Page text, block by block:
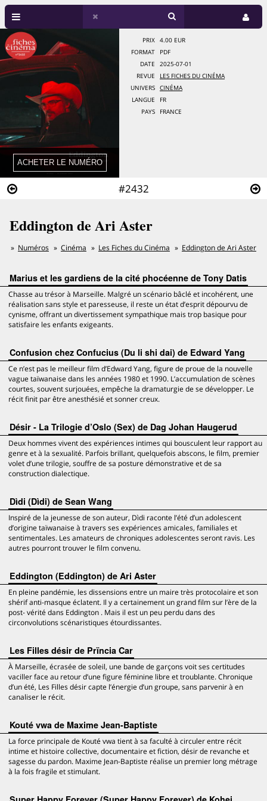
#2432
PRIX
4.00 EUR
FORMAT
PDF
DATE
2025-07-01
REVUE
LES FICHES DU CINÉMA
UNIVERS
CINÉMA
LANGUE
FR
PAYS
FRANCE
Eddington de Ari Aster
Numéros Cinéma Les Fiches du Cinéma Eddington de Ari Aster
Marius et les gardiens de la cité phocéenne de Tony Datis
Chasse au trésor à Marseille. Malgré un scénario bâclé et incohérent, une
réalisation sans style et paresseuse, il reste un état d’esprit dépourvu de
cynisme, offrant un divertissement sympathique mais trop basique pour
satisfaire les enfants exigeants.
Confusion chez Confucius (Du li shi dai) de Edward Yang
Ce n’est pas le meilleur film d’Edward Yang, figure de proue de la nouvelle
vague taïwanaise dans les années 1980 et 1990. L’accumulation de scènes
courtes, souvent surjouées, empêche la dramaturgie de se développer. Le
récit finit par être anesthésié et sonner creux.
Désir - La Trilogie d’Oslo (Sex) de Dag Johan Haugerud
Deux hommes vivent des expériences intimes qui bousculent leur rapport au
genre et à la sexualité. Parfois brillant, quelquefois abscons, le film, premier
volet d’une trilogie, souffre de sa posture démonstrative et de sa
construction dialectique.
Dìdi (Dìdi) de Sean Wang
Inspiré de la jeunesse de son auteur, Dìdi raconte l’été d’un adolescent
d’origine taïwanaise à travers ses expériences amicales, familiales et
sentimentales. Les amateurs de chroniques adolescentes seront ravis. Les
autres pourront trouver le film convenu.
Eddington (Eddington) de Ari Aster
En pleine pandémie, les dissensions entre un maire très protocolaire et son
shérif anti-masque éclatent. Il y a certainement un grand film sur l’ère de la
post- vérité dans Eddington . Mais il est un peu perdu dans des
circonvolutions scénaristiques étourdissantes.
Les Filles désir de Prïncia Car
À Marseille, écrasée de soleil, une bande de garçons voit ses certitudes
vaciller face au retour d’une figure féminine libre et troublante. Chronique
d’un été, Les Filles désir capte l’énergie d’un groupe, sans parvenir à en
canaliser le récit.
Kouté vwa de Maxime Jean-Baptiste
La force principale de Kouté vwa tient à sa faculté à circuler entre récit
intime et histoire collective, documentaire et fiction, désir de revanche et
sagesse du pardon. Maxime Jean-Baptiste réalise un premier long métrage
à la fois fragile et stimulant.